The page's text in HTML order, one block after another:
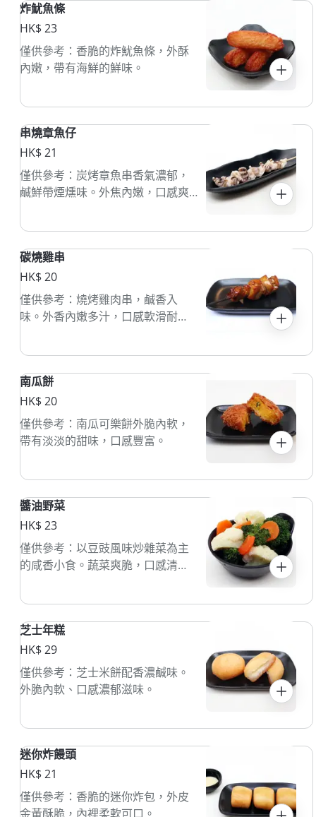
炸魷魚條
HK$ 23
僅供參考：香脆的炸魷魚條，外酥
內嫩，帶有海鮮的鮮味。
串燒章魚仔
HK$ 21
僅供參考：炭烤章魚串香氣濃郁，
鹹鮮帶煙燻味。外焦內嫩，口感爽
碳燒雞串
HK$ 20
僅供參考：燒烤雞肉串，鹹香入
味。外香內嫩多汁，口感軟滑耐
南瓜餅
HK$ 20
僅供參考：南瓜可樂餅外脆內軟，
帶有淡淡的甜味，口感豐富。
醬油野菜
HK$ 23
僅供參考：以豆豉風味炒雜菜為主
的咸香小食。蔬菜爽脆，口感清
芝士年糕
HK$ 29
僅供參考：芝士米餅配香濃鹹味。
外脆內軟、口感濃郁滋味。
迷你炸饅頭
HK$ 21
僅供參考：香脆的迷你炸包，外皮
金黃酥脆，內裡柔軟可口。